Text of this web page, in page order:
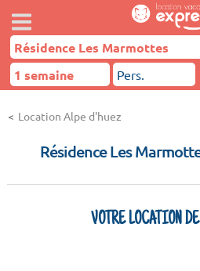
Location Alpe d'huez
Résidence Les
VOTRE LOCATION